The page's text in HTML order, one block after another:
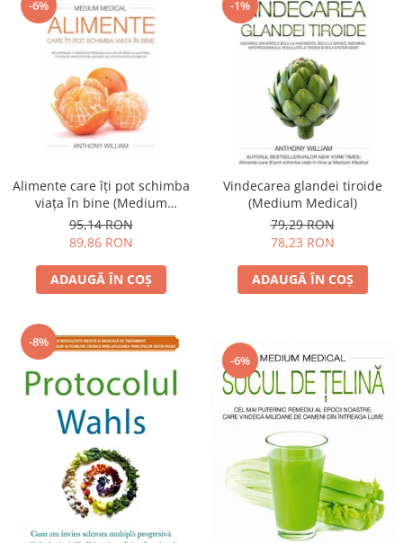
-6%
Alimente care îţi pot schimba
viaţa în bine (Medium
medical)
95,14 RON
89,86 RON
ADAUGĂ ÎN COȘ
-1%
Vindecarea glandei tiroide
(Medium Medical)
79,29 RON
78,23 RON
ADAUGĂ ÎN COȘ
-8%
-6%